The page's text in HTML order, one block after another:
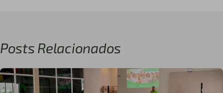
Posts Relacionados